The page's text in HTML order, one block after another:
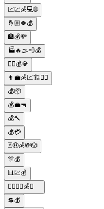
📈💹💰💻🌐
🤞🏼🍀💰
🏦💰💸
🏭🔥🌫️💨💰
🦹‍♀️💰💎
👨‍💼💰📈🏗👷‍♀️
💰📦
💰💼🔫
💰🔨
💰💳
🃏🤑💰💸🎲
🎊💰
📊💹💰
🕵️‍♂️🔫🚗💰👑
💲💰